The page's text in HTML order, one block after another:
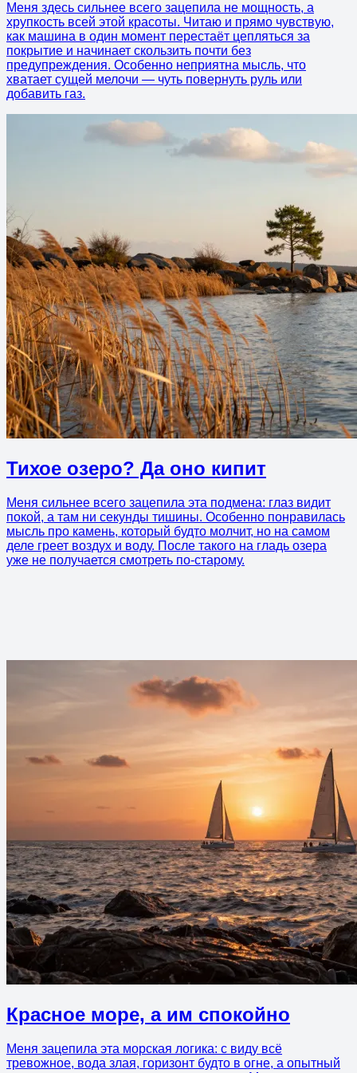
Меня здесь сильнее всего зацепила не мощность, а
хрупкость всей этой красоты. Читаю и прямо чувствую,
как машина в один момент перестаёт цепляться за
покрытие и начинает скользить почти без
предупреждения. Особенно неприятна мысль, что
хватает сущей мелочи — чуть повернуть руль или
добавить газ.
Тихое озеро? Да оно кипит
Меня сильнее всего зацепила эта подмена: глаз видит
покой, а там ни секунды тишины. Особенно понравилась
мысль про камень, который будто молчит, но на самом
деле греет воздух и воду. После такого на гладь озера
уже не получается смотреть по-старому.
Красное море, а им спокойно
Меня зацепила эта морская логика: с виду всё
тревожное, вода злая, горизонт будто в огне, а опытный